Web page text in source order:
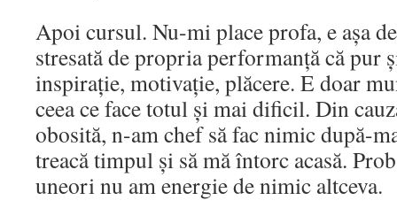
Apoi cursul. Nu-mi place profa, e așa
stresată de propria performanță că pur
inspirație, motivație, plăcere. E doar
ceea ce face totul și mai dificil. Din
obosită, n-am chef să fac nimic după-
treacă timpul și să mă întorc acasă.
uneori nu am energie de nimic altceva.